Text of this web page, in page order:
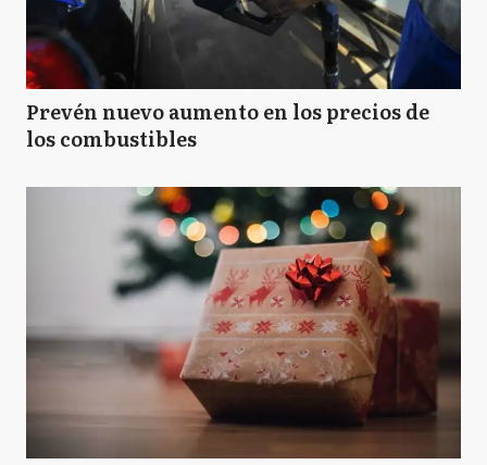
Prevén nuevo aumento en los precios de
los combustibles